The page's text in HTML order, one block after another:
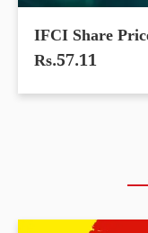
IFCI Share
Rs.57.11